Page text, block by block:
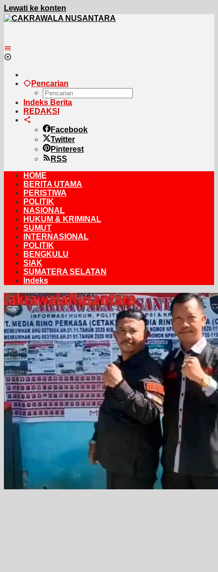
Lewati ke konten
Pencarian
Indeks Berita
REDAKSI
Facebook
Twitter
Pinterest
RSS
HOME
BERITA UTAMA
PERISTIWA
POLITIK
NASIONAL
HUKUM & KRIMINAL
SUMUT
INTERNASIONAL
POLITIK
BENGKULU
SIAK
SUMATERA SELATAN
Indeks